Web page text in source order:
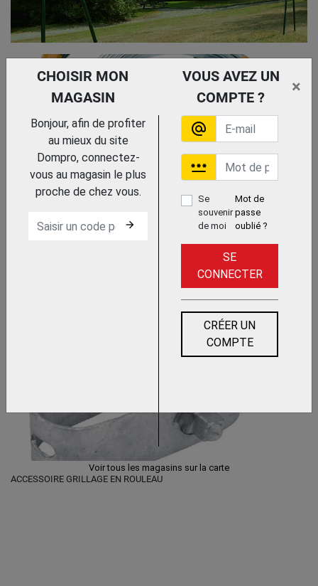
FIL DE TENSION ET D'ATTACHE
POTEAU ET JAMBE DE FORCE
ACCESSOIRE GRILLAGE EN ROULEAU
CHOISIR MON
MAGASIN
VOUS AVEZ UN
COMPTE ?
×
Bonjour, afin de profiter
au mieux du site
Dompro, connectez-
vous au magasin le plus
proche de chez vous.
arrow_forward
alternate_email
password
Se
souvenir
de moi
Mot de
passe
oublié ?
SE
CONNECTER
CRÉER UN
COMPTE
Voir tous les magasins sur la carte